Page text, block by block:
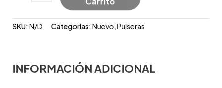
SKU:N/D Categorías:Nuevo,Pulseras
INFORMACIÓN ADICIONAL